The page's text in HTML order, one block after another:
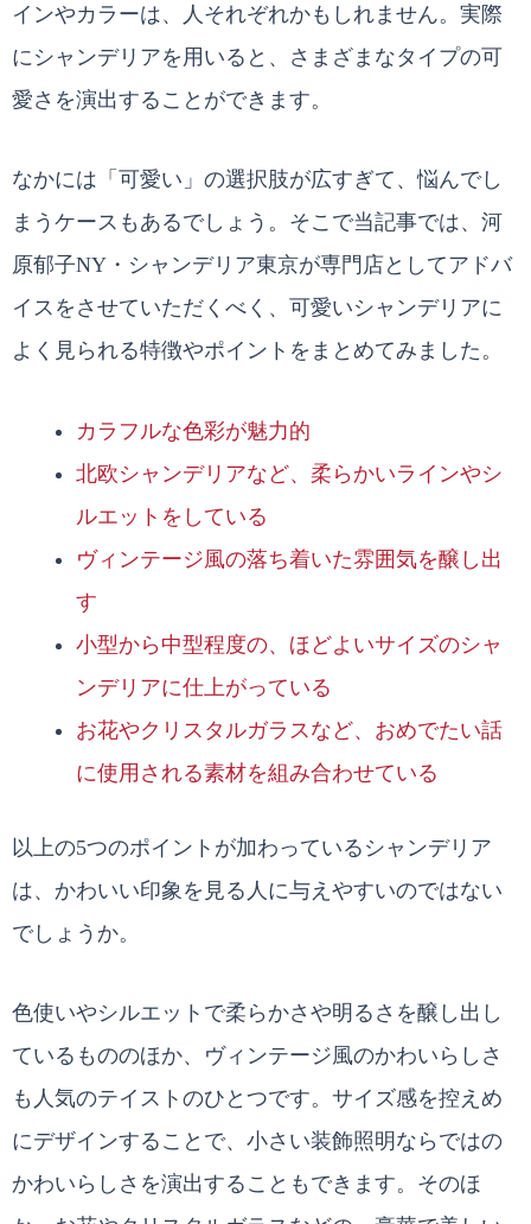
インやカラーは、人それぞれかもしれません。実際
にシャンデリアを用いると、さまざまなタイプの可
愛さを演出することができます。
なかには「可愛い」の選択肢が広すぎて、悩んでし
まうケースもあるでしょう。そこで当記事では、河
原郁子NY・シャンデリア東京が専門店としてアドバ
イスをさせていただくべく、可愛いシャンデリアに
よく見られる特徴やポイントをまとめてみました。
カラフルな色彩が魅力的
北欧シャンデリアなど、柔らかいラインやシ
ルエットをしている
ヴィンテージ風の落ち着いた雰囲気を醸し出
す
小型から中型程度の、ほどよいサイズのシャ
ンデリアに仕上がっている
お花やクリスタルガラスなど、おめでたい話
に使用される素材を組み合わせている
以上の5つのポイントが加わっているシャンデリア
は、かわいい印象を見る人に与えやすいのではない
でしょうか。
色使いやシルエットで柔らかさや明るさを醸し出し
ているもののほか、ヴィンテージ風のかわいらしさ
も人気のテイストのひとつです。サイズ感を控えめ
にデザインすることで、小さい装飾照明ならではの
かわいらしさを演出することもできます。そのほ